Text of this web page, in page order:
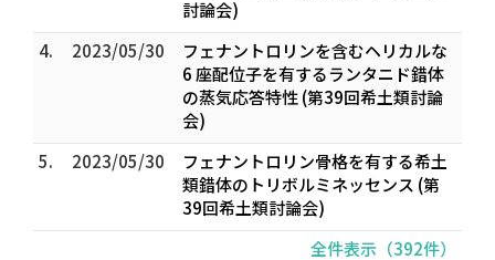
討論会)
4.
2023/05/30
フェナントロリンを含むヘリカルな
6 座配位子を有するランタニド錯体
の蒸気応答特性 (第39回希土類討論
会)
5.
2023/05/30
フェナントロリン骨格を有する希土
類錯体のトリボルミネッセンス (第
39回希土類討論会)
全件表示（392件）